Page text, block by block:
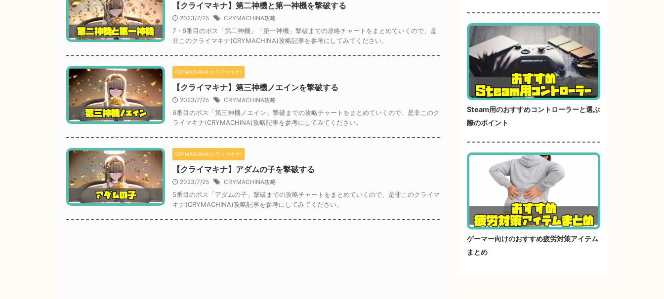
【クライマキナ】第二神機と第一神機を撃破する
2023/7/25 CRYMACHINA攻略
7・8番目のボス「第二神機」「第一神機」撃破までの攻略チャートをまとめていくので、是
非このクライマキナ(CRYMACHINA)攻略記事を参考にしてみてください。
CRYMACHINA(クライマキナ)
【クライマキナ】第三神機ノエインを撃破する
2023/7/25 CRYMACHINA攻略
6番目のボス「第三神機ノエイン」撃破までの攻略チャートをまとめていくので、是非このク
ライマキナ(CRYMACHINA)攻略記事を参考にしてみてください。
CRYMACHINA(クライマキナ)
【クライマキナ】アダムの子を撃破する
2023/7/25 CRYMACHINA攻略
5番目のボス「アダムの子」撃破までの攻略チャートをまとめていくので、是非このクライマ
キナ(CRYMACHINA)攻略記事を参考にしてみてください。
Steam用のおすすめコントローラーと選ぶ
際のポイント
ゲーマー向けのおすすめ疲労対策アイテム
まとめ